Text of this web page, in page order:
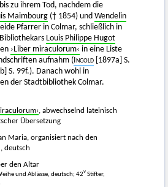
zu ihrem Tod, nachdem die
Maimbourg († 1854) und Wendelin
Pfarrer in Colmar, schließlich in
Louis Philippe Hugot
›Liber miraculorum‹ in eine Liste
aufnahm (Ingold [1897a] S.
S. 99f.). Danach wohl in
der Stadtbibliothek Colmar.
, abwechselnd lateinisch
Übersetzung
Maria, organisiert nach den
deutsch
den Altar
und Ablässe, deutsch; 42v Stifter,